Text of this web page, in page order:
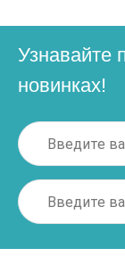
Узнавайте
новинках!